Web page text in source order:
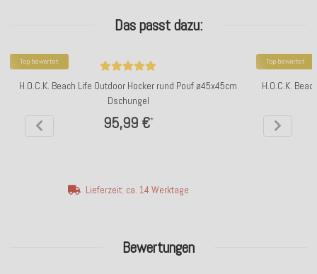
Bewertungen
Das passt dazu:
Top bewertet
H.O.C.K. Beach Life Outdoor Hocker rund Pouf ø45x45cm
Dschungel
95,99 €*
Lieferzeit: ca. 14 Werktage
Top bewertet
H.O.C.K.